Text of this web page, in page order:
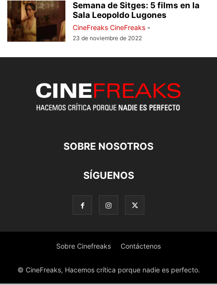
Semana de Sitges: 5 films en la
Sala Leopoldo Lugones
CineFreaks CineFreaks -
23 de noviembre de 2022
SOBRE NOSOTROS
SÍGUENOS
Sobre Cinefreaks Contáctenos
© CineFreaks, Hacemos crítica porque nadie es perfecto.